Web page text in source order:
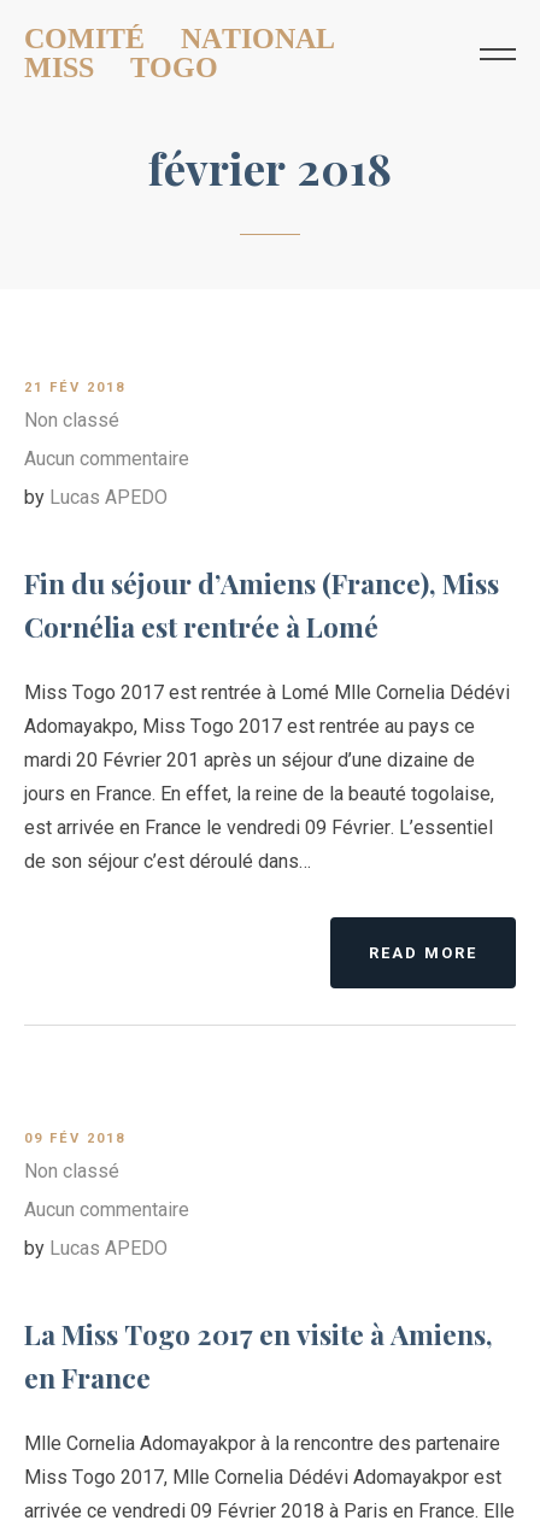
COMITÉ NATIONAL
MISS TOGO
février 2018
21 FÉV 2018
Non classé
Aucun commentaire
by Lucas APEDO
Fin du séjour d’Amiens (France), Miss
Cornélia est rentrée à Lomé
Miss Togo 2017 est rentrée à Lomé Mlle Cornelia Dédévi
Adomayakpo, Miss Togo 2017 est rentrée au pays ce
mardi 20 Février 201 après un séjour d’une dizaine de
jours en France. En effet, la reine de la beauté togolaise,
est arrivée en France le vendredi 09 Février. L’essentiel
de son séjour c’est déroulé dans…
READ MORE
09 FÉV 2018
Non classé
Aucun commentaire
by Lucas APEDO
La Miss Togo 2017 en visite à Amiens,
en France
Mlle Cornelia Adomayakpor à la rencontre des partenaire
Miss Togo 2017, Mlle Cornelia Dédévi Adomayakpor est
arrivée ce vendredi 09 Février 2018 à Paris en France. Elle